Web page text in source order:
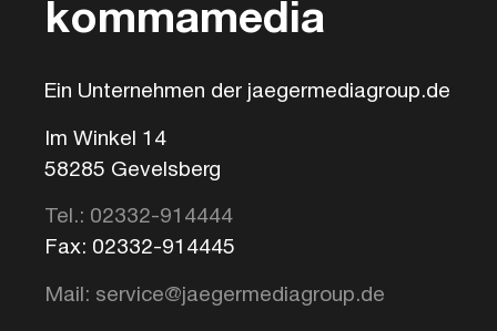
kommamedia
Ein Unternehmen der jaegermediagroup.de
Im Winkel 14
58285 Gevelsberg
Tel.: 02332-914444
Fax: 02332-914445
Mail: service@jaegermediagroup.de